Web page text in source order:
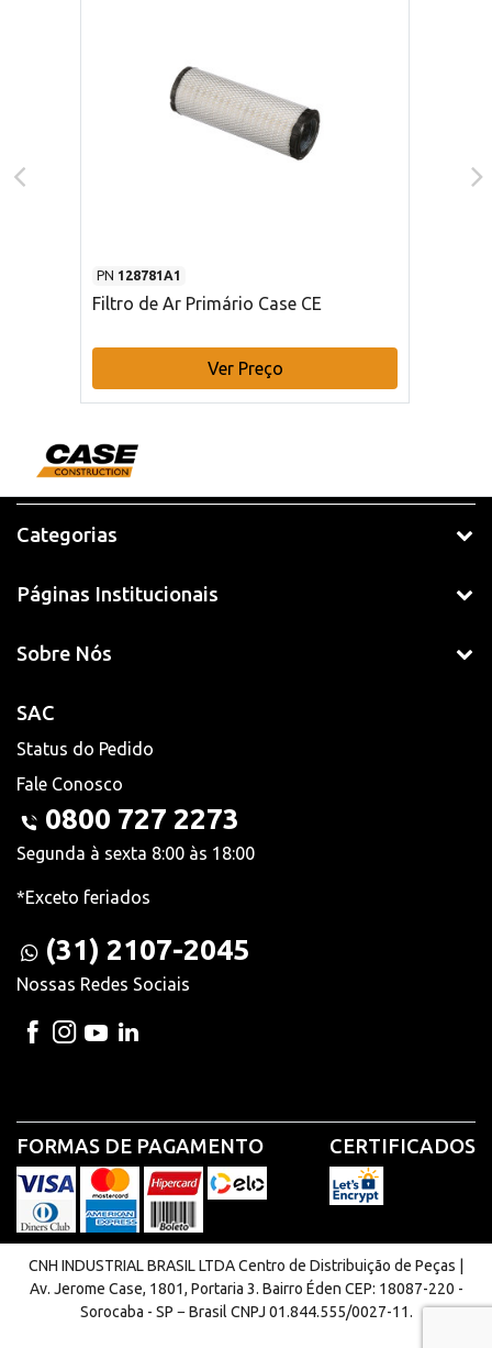
PN 128781A1
Filtro de Ar Primário Case CE
Ver Preço
Categorias
Páginas Institucionais
Sobre Nós
SAC
Status do Pedido
Fale Conosco
0800 727 2273
Segunda à sexta 8:00 às 18:00
*Exceto feriados
(31) 2107-2045
Nossas Redes Sociais
FORMAS DE PAGAMENTO CERTIFICADOS
CNH INDUSTRIAL BRASIL LTDA Centro de Distribuição de Peças |
Av. Jerome Case, 1801, Portaria 3. Bairro Éden CEP: 18087-220 -
Sorocaba - SP − Brasil CNPJ 01.844.555/0027-11.